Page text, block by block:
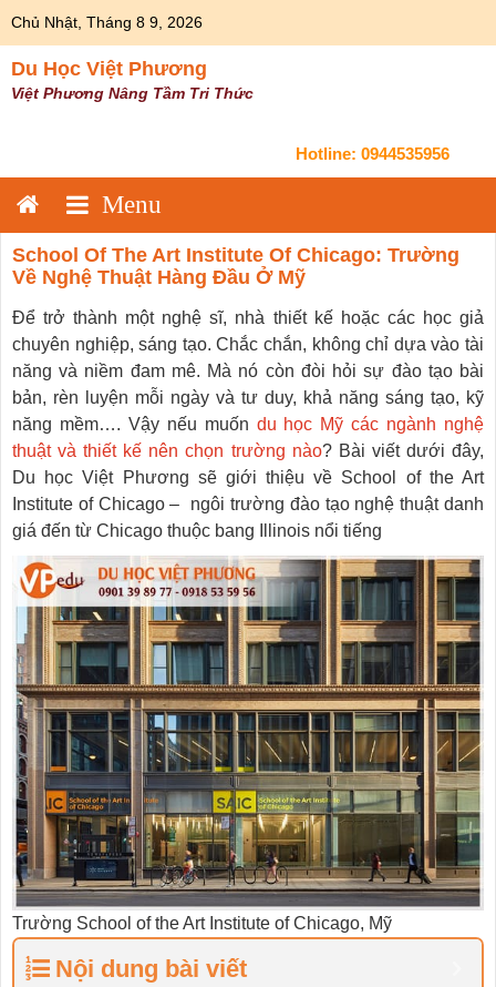
Chủ Nhật, Tháng 8 9, 2026
Du Học Việt Phương
Việt Phương Nâng Tầm Tri Thức
Hotline: 0944535956
School Of The Art Institute Of Chicago: Trường
Về Nghệ Thuật Hàng Đầu Ở Mỹ
Để trở thành một nghệ sĩ, nhà thiết kế hoặc các học giả
chuyên nghiệp, sáng tạo. Chắc chắn, không chỉ dựa vào tài
năng và niềm đam mê. Mà nó còn đòi hỏi sự đào tạo bài
bản, rèn luyện mỗi ngày và tư duy, khả năng sáng tạo, kỹ
năng mềm…. Vậy nếu muốn du học Mỹ các ngành nghệ
thuật và thiết kế nên chọn trường nào? Bài viết dưới đây,
Du học Việt Phương sẽ giới thiệu về School of the Art
Institute of Chicago – ngôi trường đào tạo nghệ thuật danh
giá đến từ Chicago thuộc bang Illinois nổi tiếng
Trường School of the Art Institute of Chicago, Mỹ
Nội dung bài viết